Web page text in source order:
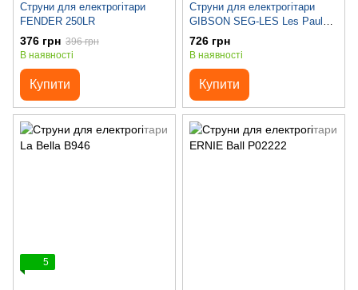
Струни для електрогітари
FENDER 250LR
376 грн 396 грн
В наявності
Купити
Струни для електрогітари
GIBSON SEG-LES Les Paul
Premium Electric Guitar Strings
9-46 Signature
726 грн
В наявності
Купити
5